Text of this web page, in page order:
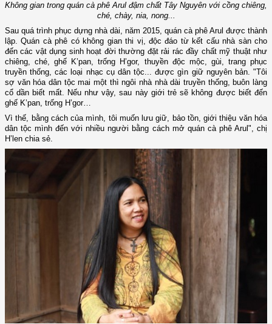
Không gian trong quán cà phê Arul đậm chất Tây Nguyên với cồng chiêng,
ché, chày, nia, nong...
Sau quá trình phục dựng nhà dài, năm 2015, quán cà phê Arul được thành
lập. Quán cà phê có không gian thi vị, độc đáo từ kết cấu nhà sàn cho
đến các vật dụng sinh hoạt đời thường đặt rải rác đầy chất mỹ thuật như
chiêng, ché, ghế K’pan, trống H’gor, thuyền độc mộc, gùi, trang phục
truyền thống, các loại nhạc cụ dân tộc... được gìn giữ nguyên bản. "Tôi
sợ văn hóa dân tộc mai một thì ngôi nhà nhà dài truyền thống, buôn làng
cổ dần biết mất. Nếu như vậy, sau này giới trẻ sẽ không được biết đến
ghế K’pan, trống H’gor…
Vì thế, bằng cách của mình, tôi muốn lưu giữ, bảo tồn, giới thiệu văn hóa
dân tộc mình đến với nhiều người bằng cách mở quán cà phê Arul", chị
H’len chia sẻ.